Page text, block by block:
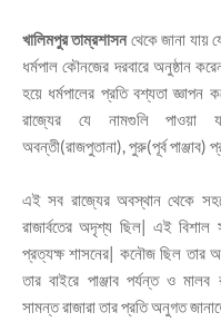
খালিমপুরতাম্রশাসনথেকে জানা যায়
ধর্মপাল কৌনজের দরবারে অনুষ্ঠান
হয়ে ধর্মপালের প্রতি বশ্যতা জ্ঞাপন
রাজ্যের যে নামগুলি পাওয়া
অবন্তী(রাজপুতানা), পুরু(পূর্ব পাঞ্জাব)
এই সব রাজ্যের অবস্থান থেকে
রাজার্বতের অদৃশ্য ছিল| এই বিশাল
প্রত্যক্ষ শাসনের| কনৌজ ছিল তার
তার বাইরে পাঞ্জাব পর্যন্ত ও
সামন্ত রাজারা তার প্রতি অনুগত